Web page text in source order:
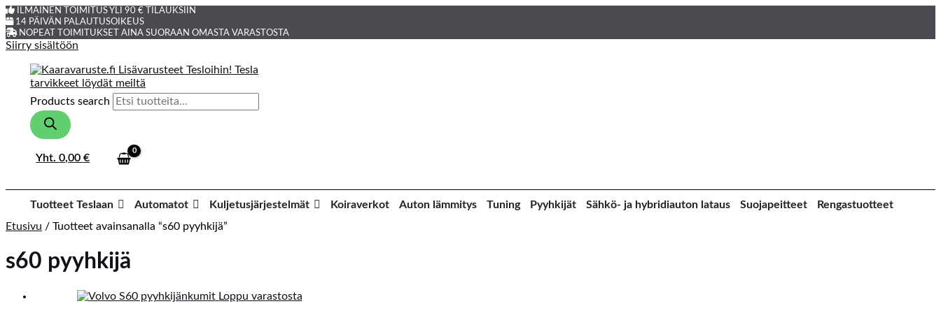
ILMAINEN TOIMITUS YLI 90 € TILAUKSIIN
14 PÄIVÄN PALAUTUSOIKEUS
NOPEAT TOIMITUKSET AINA SUORAAN OMASTA VARASTOSTA
Siirry sisältöön
Products search
Yht.0,00€
Tuotteet Teslaan Automatot Kuljetusjärjestelmät Koiraverkot Auton lämmitys Tuning Pyyhkijät Sähkö- ja hybridiauton lataus Suojapeitteet
Rengastuotteet
Etusivu / Tuotteet avainsanalla “s60 pyyhkijä”
s60 pyyhkijä
Loppu varastosta